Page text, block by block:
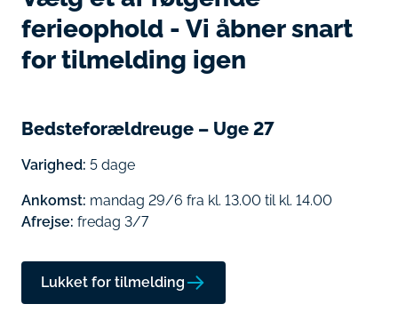
ferieophold - Vi åbner snart
for tilmelding igen
Bedsteforældreuge – Uge 27
Varighed: 5 dage
Ankomst: mandag 29/6 fra kl. 13.00 til kl. 14.00
Afrejse: fredag 3/7
Lukket for tilmelding